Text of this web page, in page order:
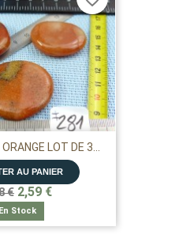
LOT DE 3...
AU PANIER
€ 2,59 €
En Stock